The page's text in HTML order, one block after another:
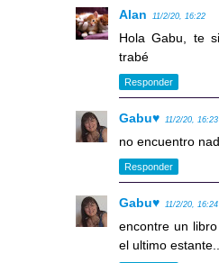
Alan 11/2/20, 16:22
Hola Gabu, te
trabé
Responder
Gabu♥ 11/2/20, 16:23
no encuentro
Responder
Gabu♥ 11/2/20, 16:24
encontre un
el ultimo estante..